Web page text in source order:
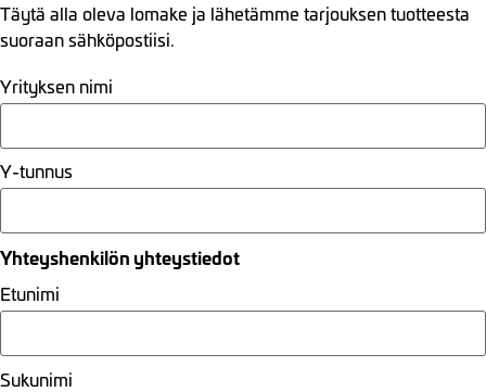
Täytä alla oleva lomake ja lähetämme tarjouksen tuotteesta
suoraan sähköpostiisi.
Yrityksen nimi
Y-tunnus
Yhteyshenkilön yhteystiedot
Etunimi
Sukunimi